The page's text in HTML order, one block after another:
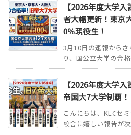
【2026年度大学
者大幅更新！東京
0％現役生！
3月10日の速報から
り、国公立大学の合
【2026年度大学
帝国大7大学制覇！
こんにちは、KLCセ
校舎に嬉しい報告が